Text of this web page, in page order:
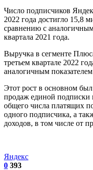
Число подписчиков
2022 года достигло 15,8
сравнению с аналогичным
квартала 2021 года.
Выручка в сегменте
третьем квартале 2022
аналогичным
Этот рост в основном
продаж единой подписки
общего числа платящих
одного подписчика, а
доходов, в том числе от
Яндекс
0 393